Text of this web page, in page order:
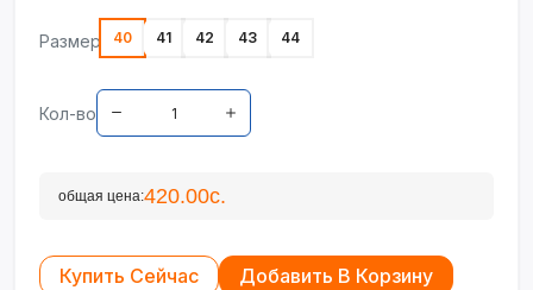
Размер 40 41 42 43 44
Кол-во
общая цена:420.00с.
Купить Сейчас Добавить В Корзину